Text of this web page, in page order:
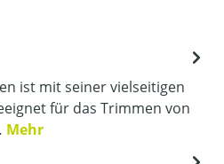
ist mit seiner vielseitigen
für das Trimmen von
Mehr